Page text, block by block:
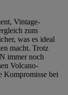
Vintage-
zum
was es ideal
macht. Trotz
immer noch
Volcano-
Kompromisse bei